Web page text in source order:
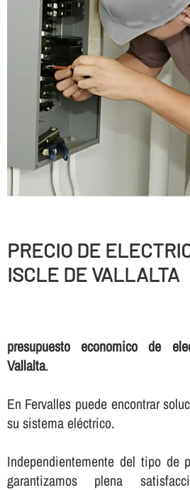
PRECIO DE
ISCLE DE VALLALTA
presupuesto economico de
Vallalta.
En Fervalles puede encontrar
su sistema eléctrico.
Independientemente del tipo de
garantizamos plena